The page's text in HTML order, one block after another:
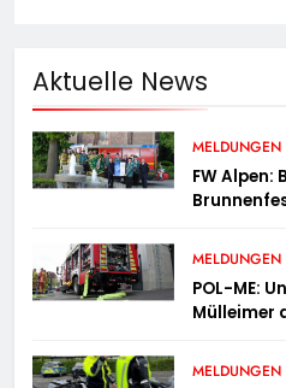
Aktuelle News
MELDUNGEN
FW Alpen:
MELDUNGEN
POL-ME:
Mülleimer
MELDUNGEN